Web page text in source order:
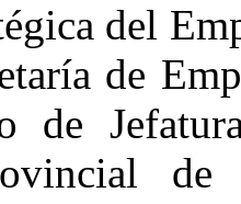
del
de
de
de